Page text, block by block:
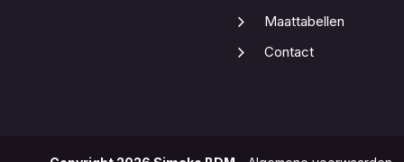
Maattabellen
Contact